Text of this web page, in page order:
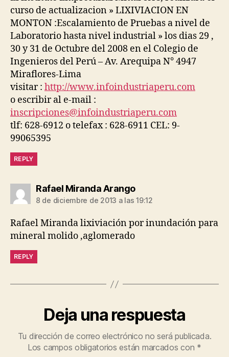
curso de actualizacion » LIXIVIACION EN
MONTON :Escalamiento de Pruebas a nivel de
Laboratorio hasta nivel industrial » los dias 29 ,
30 y 31 de Octubre del 2008 en el Colegio de
Ingenieros del Perú – Av. Arequipa N° 4947
Miraflores-Lima
visitar : http://www.infoindustriaperu.com
o escribir al e-mail :
inscripciones@infoindustriaperu.com
tlf: 628-6912 o telefax : 628-6911 CEL: 9-
99065395
REPLY
Rafael Miranda Arangodice:
8 de diciembre de 2013 a las 19:12
Rafael Miranda lixiviación por inundación para
mineral molido ,aglomerado
REPLY
Deja una respuesta
Tu dirección de correo electrónico no será publicada.
Los campos obligatorios están marcados con *